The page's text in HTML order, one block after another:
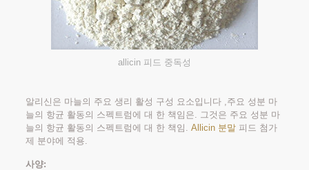
allicin 피드 중독성
알리신은 마늘의 주요 생리 활성 구성 요소입니다 ,주요 성분 마
늘의 항균 활동의 스펙트럼에 대 한 책임은. 그것은 주요 성분 마
늘의 항균 활동의 스펙트럼에 대 한 책임. Allicin 분말피드 첨가
제 분야에 적용.
사양: